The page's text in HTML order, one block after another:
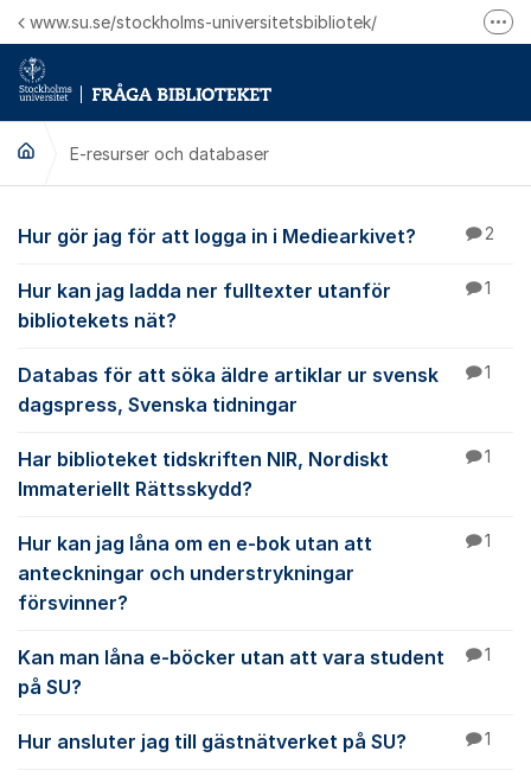
Hoppa till innehåll
www.su.se/stockholms-universitetsbibliotek/
E-resurser och databaser
E-resurser och
Hur gör jag för att logga in i Mediearkivet? 2
Hur kan jag ladda ner fulltexter utanför
bibliotekets nät?
1
Databas för att söka äldre artiklar ur svensk
dagspress, Svenska tidningar
1
Har biblioteket tidskriften NIR, Nordiskt
Immateriellt Rättsskydd?
1
Hur kan jag låna om en e-bok utan att
anteckningar och understrykningar
försvinner?
1
Kan man låna e-böcker utan att vara student
på SU?
1
Hur ansluter jag till gästnätverket på SU? 1